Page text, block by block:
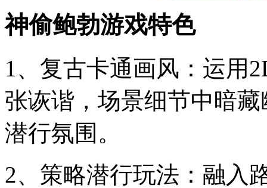
神偷鲍勃游戏特色
1、复古卡通画风：运用
张诙谐，场景细节中暗
潜行氛围。
2、策略潜行玩法：融入